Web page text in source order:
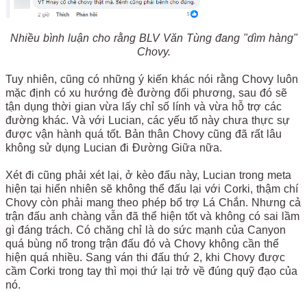
Nhiều bình luận cho rằng BLV Văn Tùng đang "dìm hàng"
Chovy.
Tuy nhiên, cũng có những ý kiến khác nói rằng Chovy luôn
mặc định có xu hướng đè đường đối phương, sau đó sẽ
tận dụng thời gian vừa lấy chỉ số lính và vừa hỗ trợ các
đường khác. Và với Lucian, các yếu tố này chưa thực sự
được vận hành quá tốt. Bản thân Chovy cũng đã rất lâu
không sử dụng Lucian đi Đường Giữa nữa.
Xét đi cũng phải xét lại, ở kèo đấu này, Lucian trong meta
hiện tại hiển nhiên sẽ không thể đấu lại với Corki, thậm chí
Chovy còn phải mang theo phép bổ trợ Lá Chắn. Nhưng cả
trận đấu anh chàng vẫn đã thể hiện tốt và không có sai lầm
gì đáng trách. Có chăng chỉ là do sức mạnh của Canyon
quá bùng nổ trong trận đấu đó và Chovy không cần thể
hiện quá nhiều. Sang ván thi đấu thứ 2, khi Chovy được
cầm Corki trong tay thì mọi thứ lại trở về đúng quỹ đạo của
nó.